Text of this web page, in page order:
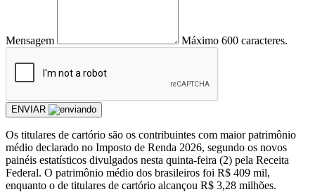
Mensagem Máximo 600 caracteres.
ENVIAR
Os titulares de cartório são os contribuintes com maior patrimônio
médio declarado no Imposto de Renda 2026, segundo os novos
painéis estatísticos divulgados nesta quinta-feira (2) pela Receita
Federal. O patrimônio médio dos brasileiros foi R$ 409 mil,
enquanto o de titulares de cartório alcançou R$ 3,28 milhões.